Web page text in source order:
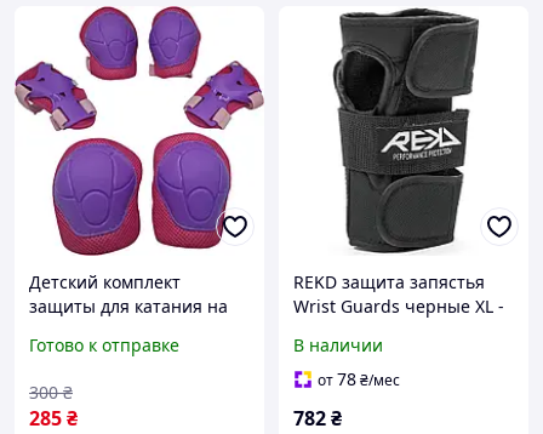
Детский комплект
защиты для катания на
скейте | Размер L (8-12
Розовый
Готово к отправке
285₴
300 ₴
REKD защита запястья
Wrist Guards черные XL -
скейтбординга и роликов.
В наличии
от78₴/мес
782₴